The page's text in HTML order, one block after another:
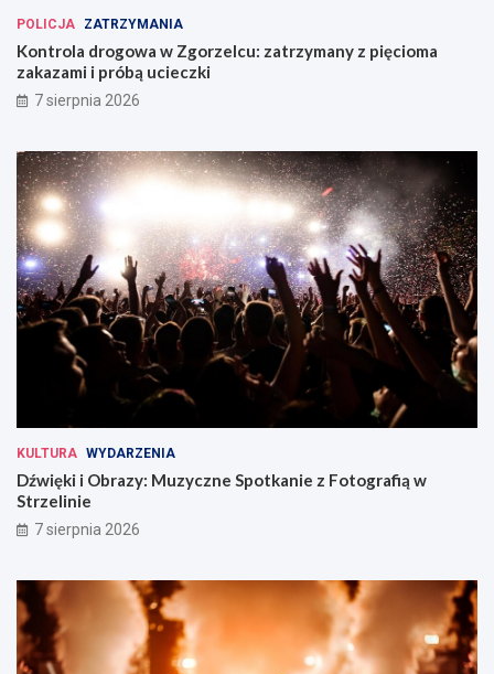
POLICJA ZATRZYMANIA
Kontrola drogowa w Zgorzelcu: zatrzymany z pięcioma
zakazami i próbą ucieczki
7 sierpnia 2026
KULTURA WYDARZENIA
Dźwięki i Obrazy: Muzyczne Spotkanie z Fotografią w
Strzelinie
7 sierpnia 2026